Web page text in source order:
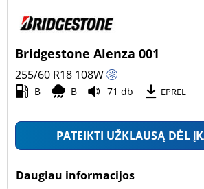
Lengvasis automobilis (31)
Mažas sunkvežimis (0)
Motociklas (0)
Padanga sustiprintomis sienelėmis
Bridgestone Alenza 001
255/60 R18 108W
B B 71 db EPREL
PATEIKTI UŽKLAUSĄ DĖL
Daugiau informacijos